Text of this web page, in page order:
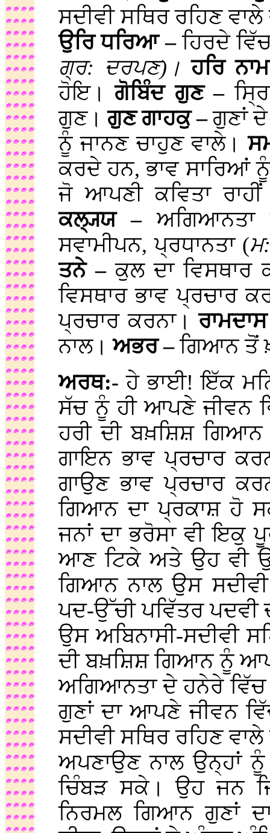
ਸਦੀਵੀ ਸਥਿਰ ਰਹਿਣ
ਉਰਿ ਧਰਿਆ –ਹਿਰਦੇ
ਗ੍ਰ: ਦਰਪਣ)।ਹਰਿ
ਹੋਇ।ਗੋਬਿੰਦ ਗੁਣ –
ਗੁਣ।ਗੁਣ ਗਾਹਕੁ –ਗੁਣਾਂ
ਨੂੰ ਜਾਨਣ ਚਾਹੁਣ ਵਾਲੇ।
ਕਰਦੇ ਹਨ, ਭਾਵ ਸਾਰਿਆਂ
ਜੋ ਆਪਣੀ ਕਵਿਤਾ
ਕਲ੍ਯ੍ਯ –
ਸਵਾਮੀਪਨ, ਪ੍ਰਧਾਨਤਾ (
ਤਨੇ –ਕੁਲ ਦਾ
ਵਿਸਥਾਰ ਭਾਵ ਪ੍ਰਚਾਰ
ਪ੍ਰਚਾਰ ਕਰਨਾ।
ਨਾਲ।ਅਭਰ –ਗਿਆਨ ਤੋਂ
ਅਰਥ:-ਹੇ ਭਾਈ! ਇੱਕ
ਸੱਚ ਨੂੰ ਹੀ ਆਪਣੇ ਜੀਵਨ
ਹਰੀ ਦੀ ਬਖ਼ਸ਼ਿਸ਼
ਗਾਇਨ ਭਾਵ ਪ੍ਰਚਾਰ
ਗਾਉਣ ਭਾਵ ਪ੍ਰਚਾਰ
ਗਿਆਨ ਦਾ ਪ੍ਰਕਾਸ਼ ਹੋ
ਜਨਾਂ ਦਾ ਭਰੋਸਾ ਵੀ ਇਕੁ
ਆਣ ਟਿਕੇ ਅਤੇ ਉਹ ਵੀ
ਗਿਆਨ ਨਾਲ ਉਸ
ਪਦ-ਉੱਚੀ ਪਵਿੱਤਰ ਪਦਵੀ
ਉਸ ਅਬਿਨਾਸੀ-ਸਦੀਵੀ
ਦੀ ਬਖ਼ਸ਼ਿਸ਼ ਗਿਆਨ ਨੂੰ
ਅਗਿਆਨਤਾ ਦੇ ਹਨੇਰੇ
ਗੁਣਾਂ ਦਾ ਆਪਣੇ ਜੀਵਨ
ਸਦੀਵੀ ਸਥਿਰ ਰਹਿਣ
ਅਪਣਾਉਣ ਨਾਲ ਉਨ੍ਹਾਂ
ਚਿੰਬੜ ਸਕੇ। ਉਹ ਜਨ
ਨਿਰਮਲ ਗਿਆਨ ਗੁਣਾਂ